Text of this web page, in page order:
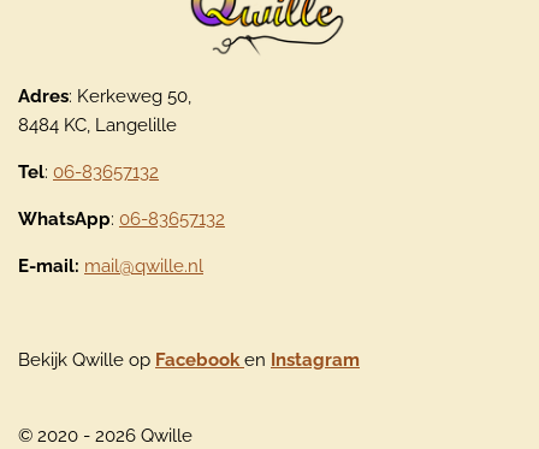
Adres: Kerkeweg 50,
8484 KC, Langelille
Tel: 06-83657132
WhatsApp: 06-83657132
E-mail: mail@qwille.nl
Bekijk Qwille op Facebook en Instagram
© 2020 - 2026 Qwille